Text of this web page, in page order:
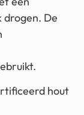
drogen. De
hout